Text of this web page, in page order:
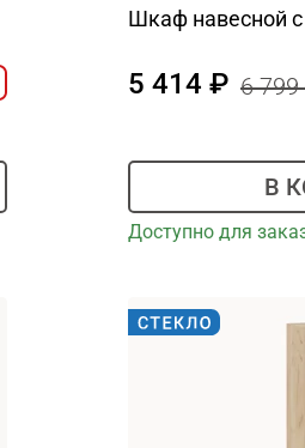
Шкаф навесной
5 414 6 799
В
Доступно для